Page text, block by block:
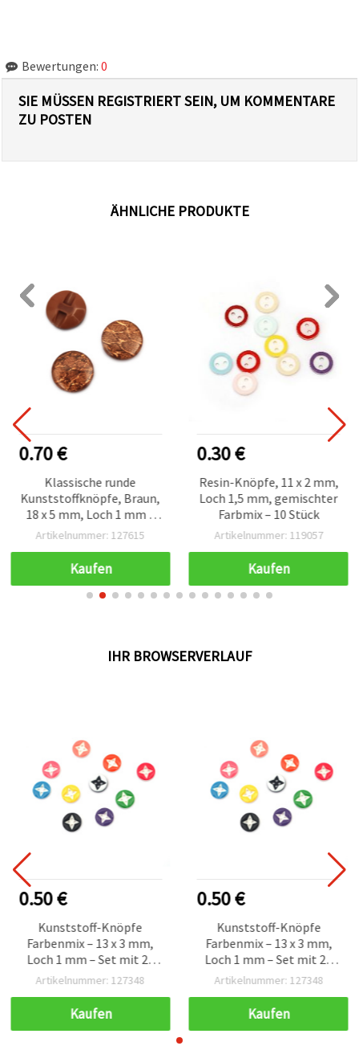
Bewertungen: 0
SIE MÜSSEN REGISTRIERT SEIN, UM KOMMENTARE
ZU POSTEN
ÄHNLICHE PRODUKTE
0.70 €
Klassische runde
Kunststoffknöpfe, Braun,
18 x 5 mm, Loch 1 mm –
10er-Set, perfekt für
Artikelnummer: 127615
Kaufen
0.30 €
Resin-Knöpfe, 11 x 2 mm,
Loch 1,5 mm, gemischter
Farbmix – 10 Stück
Artikelnummer: 119057
Kaufen
IHR BROWSERVERLAUF
0.50 €
Kunststoff-Knöpfe
Farbenmix – 13 x 3 mm,
Loch 1 mm – Set mit 20
Stück
Artikelnummer: 127348
Kaufen
0.50 €
Kunststoff-Knöpfe
Farbenmix – 13 x 3 mm,
Loch 1 mm – Set mit 20
Stück
Artikelnummer: 127348
Kaufen